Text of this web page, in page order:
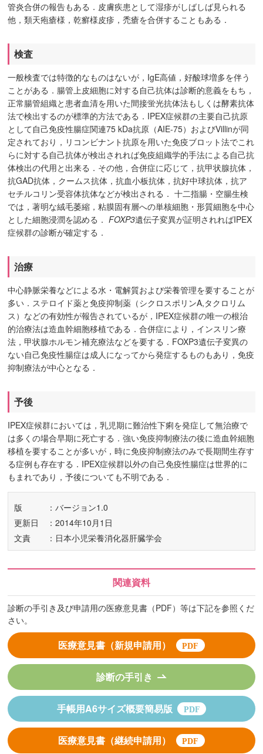
管炎合併の報告もある．皮膚疾患として湿疹がしばしば見られる
他，類天疱瘡様，乾癬様皮疹，禿瘡を合併することもある．
検査
一般検査では特徴的なものはないが，IgE高値，好酸球増多を伴う
ことがある．腸管上皮細胞に対する自己抗体は診断的意義をもち，
正常腸管組織と患者血清を用いた間接蛍光抗体法もしくは酵素抗体
法で検出するのが標準的方法である．IPEX症候群の主要自己抗原
として自己免疫性腸症関連75 kDa抗原（AIE-75）およびVillinが同
定されており，リコンビナント抗原を用いた免疫ブロット法でこれ
らに対する自己抗体が検出されれば免疫組織学的手法による自己抗
体検出の代用と出来る．その他，合併症に応じて，抗甲状腺抗体，
抗GAD抗体，クームス抗体，抗血小板抗体，抗好中球抗体，抗ア
セチルコリン受容体抗体などが検出される． 十二指腸・空腸生検
では，著明な絨毛萎縮，粘膜固有層への単核細胞・形質細胞を中心
とした細胞浸潤を認める．FOXP3遺伝子変異が証明されればIPEX
症候群の診断が確定する．
治療
中心静脈栄養などによる水・電解質および栄養管理を要することが
多い．ステロイド薬と免疫抑制薬（シクロスポリンA,タクロリム
ス）などの有効性が報告されているが，IPEX症候群の唯一の根治
的治療法は造血幹細胞移植である．合併症により，インスリン療
法，甲状腺ホルモン補充療法などを要する．FOXP3遺伝子変異の
ない自己免疫性腸症は成人になってから発症するものもあり，免疫
抑制療法が中心となる．
予後
IPEX症候群においては，乳児期に難治性下痢を発症して無治療で
は多くの場合早期に死亡する．強い免疫抑制療法の後に造血幹細胞
移植を要することが多いが，時に免疫抑制療法のみで長期間生存す
る症例も存在する．IPEX症候群以外の自己免疫性腸症は世界的に
もまれであり，予後についても不明である．
版
：バージョン1.0
更新日
：2014年10月1日
文責
：日本小児栄養消化器肝臓学会
関連資料
診断の手引き及び申請用の医療意見書（PDF）等は下記を参照くだ
さい。
医療意見書（新規申請用）
診断の手引き
手帳用A6サイズ概要簡易版
医療意見書（継続申請用）